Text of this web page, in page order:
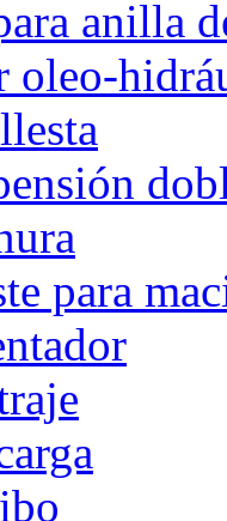
anilla
oleo-
para